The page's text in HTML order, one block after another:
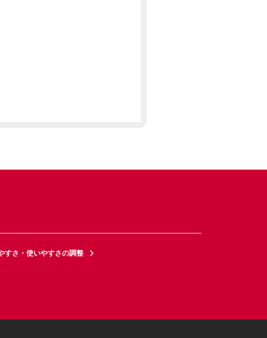
すさ・使いやすさの調整